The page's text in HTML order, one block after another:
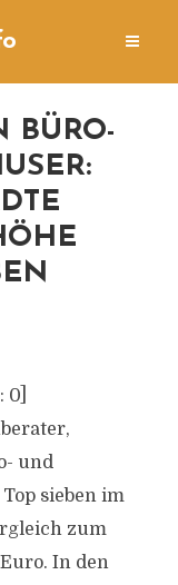
BÜRO-
0]
und
sieben im
zum
In den